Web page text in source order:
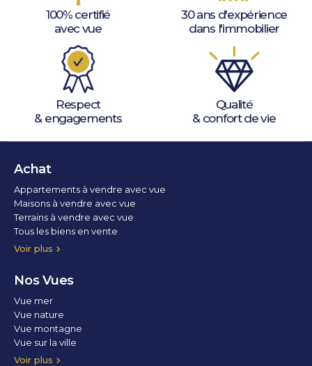
100% certifié
avec vue
30 ans d'expérience
dans l'immobilier
Respect
& engagements
Qualité
& confort de vie
Achat
Voir plus
Appartements à vendre avec vue
Maisons à vendre avec vue
Terrains à vendre avec vue
Tous les biens en vente
Nos Vues
Voir plus
Vue mer
Vue nature
Vue montagne
Vue sur la ville
Vue parc
Vue fleuve
Vue lac
Vue marina / port